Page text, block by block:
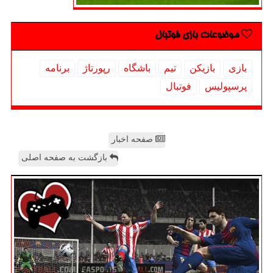
موضوعات بازی فوتبال
بازی بازیكن تیم باشگاه رپورتاژ
برنامه
پرسپولیس
فوتبال
صفحه اخبار
بازگشت به صفحه اصلی